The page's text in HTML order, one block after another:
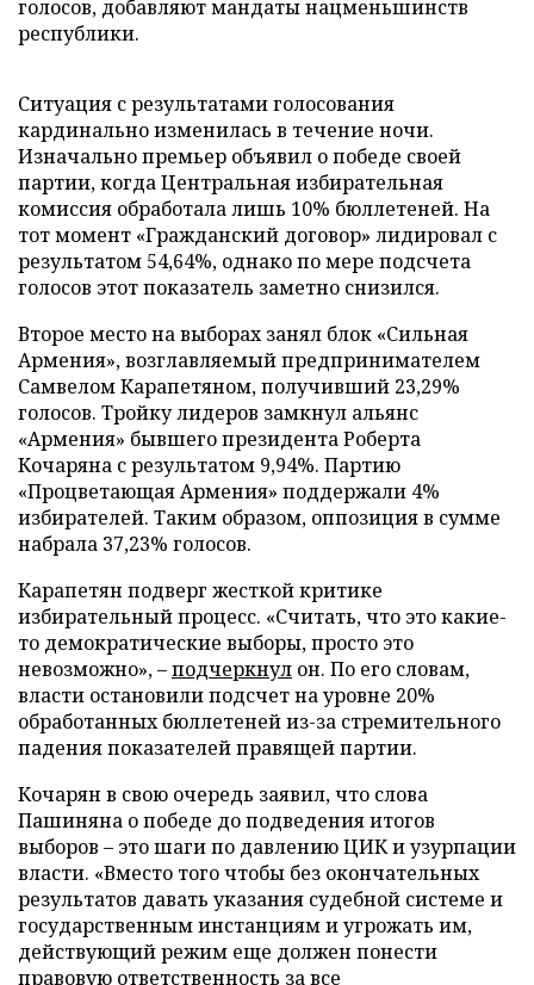
голосов, добавляют мандаты нацменьшинств
республики.
Ситуация с результатами голосования
кардинально изменилась в течение ночи.
Изначально премьер объявил о победе своей
партии, когда Центральная избирательная
комиссия обработала лишь 10% бюллетеней. На
тот момент «Гражданский договор» лидировал с
результатом 54,64%, однако по мере подсчета
голосов этот показатель заметно снизился.
Второе место на выборах занял блок «Сильная
Армения», возглавляемый предпринимателем
Самвелом Карапетяном, получивший 23,29%
голосов. Тройку лидеров замкнул альянс
«Армения» бывшего президента Роберта
Кочаряна с результатом 9,94%. Партию
«Процветающая Армения» поддержали 4%
избирателей. Таким образом, оппозиция в сумме
набрала 37,23% голосов.
Карапетян подверг жесткой критике
избирательный процесс. «Считать, что это какие-
то демократические выборы, просто это
невозможно», –подчеркнул он. По его словам,
власти остановили подсчет на уровне 20%
обработанных бюллетеней из-за стремительного
падения показателей правящей партии.
Кочарян в свою очередь заявил, что слова
Пашиняна о победе до подведения итогов
выборов – это шаги по давлению ЦИК и узурпации
власти. «Вместо того чтобы без окончательных
результатов давать указания судебной системе и
государственным инстанциям и угрожать им,
действующий режим еще должен понести
правовую ответственность за все